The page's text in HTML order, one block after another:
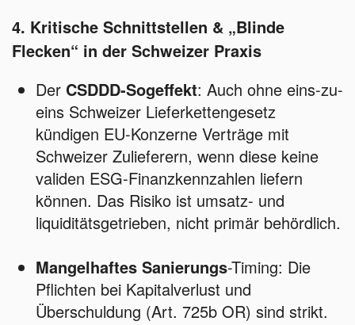
4. Kritische Schnittstellen & „Blinde
Flecken“ in der Schweizer Praxis
Der CSDDD-Sogeffekt: Auch ohne eins-zu-
eins Schweizer Lieferkettengesetz
kündigen EU-Konzerne Verträge mit
Schweizer Zulieferern, wenn diese keine
validen ESG-Finanzkennzahlen liefern
können. Das Risiko ist umsatz- und
liquiditätsgetrieben, nicht primär behördlich.
Mangelhaftes Sanierungs-Timing: Die
Pflichten bei Kapitalverlust und
Überschuldung (Art. 725b OR) sind strikt.